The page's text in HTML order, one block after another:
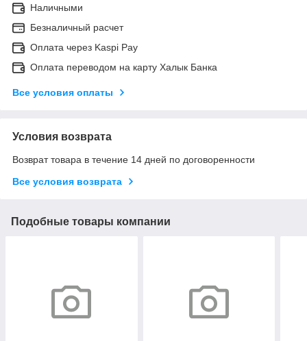
Наличными
Безналичный расчет
Оплата через Kaspi Pay
Оплата переводом на карту Халык Банка
Все условия оплаты
Условия возврата
Возврат товара в течение 14 дней по договоренности
Все условия возврата
Подобные товары компании